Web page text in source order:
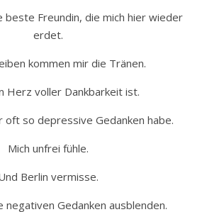
beste Freundin, die mich hier wieder
erdet.
kommen mir die Tränen.
Herz voller Dankbarkeit ist.
oft so depressive Gedanken habe.
Mich unfrei fühle.
Berlin vermisse.
negativen Gedanken ausblenden.